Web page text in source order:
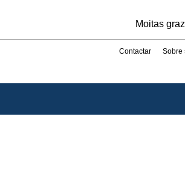
Moitas
Contactar Sobre